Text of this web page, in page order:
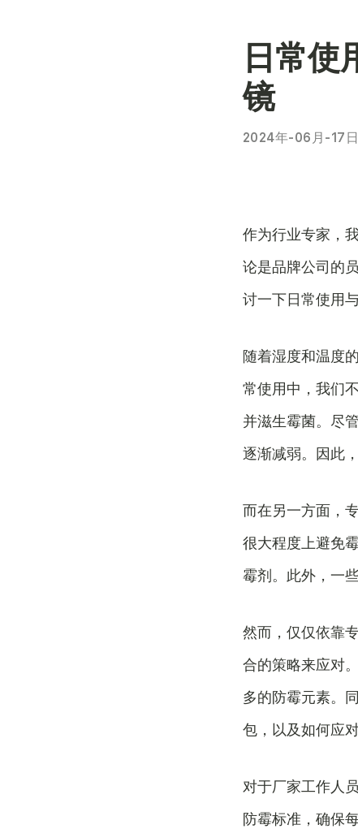
日常使
镜
2024年-06月-17日
作为行业专家，
论是品牌公司的
讨一下日常使用
随着湿度和温度
常使用中，我们
并滋生霉菌。尽
逐渐减弱。因此
而在另一方面，
很大程度上避免
霉剂。此外，一
然而，仅仅依靠
合的策略来应对
多的防霉元素。
包，以及如何应
对于厂家工作人
防霉标准，确保